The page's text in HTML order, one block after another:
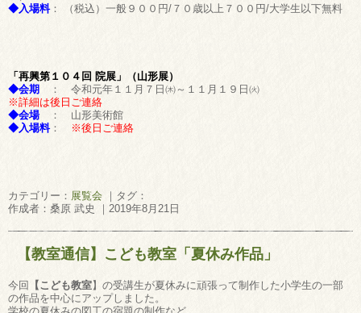
◆入場料： （税込）一般９００円/７０歳以上７００円/大学生以下無料
「再興第１０４回 院展」（山形展）
◆会期 ： 令和元年１１月７日㈭～１１月１９日㈫
※詳細は後日ご連絡
◆会場： 山形美術館
◆入場料： ※後日ご連絡
カテゴリー： 展覧会 ｜タグ：
作成者：桑原 武史 ｜2019年8月21日
【教室通信】こども教室「夏休み作品」
今回 【こども教室】の受講生が夏休みに頑張って制作した小学生の一部
の作品を中心にアップしました。
学校の夏休みの図工の宿題の制作など、